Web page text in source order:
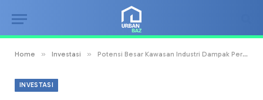
Home » Investasi » Potensi Besar Kawasan Industri Dampak Perang Dagang Amerika-China
INVESTASI